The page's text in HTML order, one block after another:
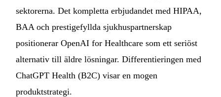
sektorerna. Det kompletta erbjudandet med HIPAA,
BAA och prestigefyllda sjukhuspartnerskap
positionerar OpenAI for Healthcare som ett seriöst
alternativ till äldre lösningar. Differentieringen med
ChatGPT Health (B2C) visar en mogen
produktstrategi.